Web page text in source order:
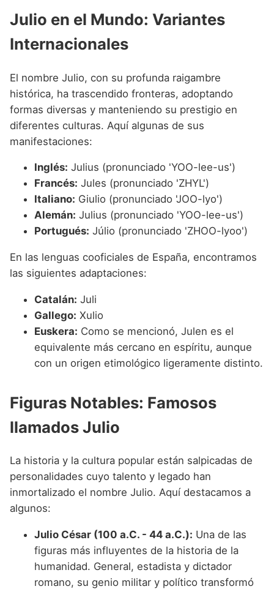
Julio en el Mundo: Variantes
Internacionales
El nombre Julio, con su profunda raigambre
histórica, ha trascendido fronteras, adoptando
formas diversas y manteniendo su prestigio en
diferentes culturas. Aquí algunas de sus
manifestaciones:
Inglés: Julius (pronunciado 'YOO-lee-us')
Francés: Jules (pronunciado 'ZHYL')
Italiano: Giulio (pronunciado 'JOO-lyo')
Alemán: Julius (pronunciado 'YOO-lee-us')
Portugués: Júlio (pronunciado 'ZHOO-lyoo')
En las lenguas cooficiales de España, encontramos
las siguientes adaptaciones:
Catalán: Juli
Gallego: Xulio
Euskera: Como se mencionó, Julen es el
equivalente más cercano en espíritu, aunque
con un origen etimológico ligeramente distinto.
Figuras Notables: Famosos
llamados Julio
La historia y la cultura popular están salpicadas de
personalidades cuyo talento y legado han
inmortalizado el nombre Julio. Aquí destacamos a
algunos:
Julio César (100 a.C. - 44 a.C.): Una de las
figuras más influyentes de la historia de la
humanidad. General, estadista y dictador
romano, su genio militar y político transformó